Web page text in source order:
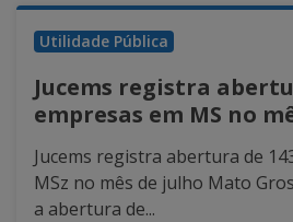
Utilidade Pública
Jucems registra
empresas em MS no
Jucems registra abertura de
MSz no mês de julho Mato
a abertura de...